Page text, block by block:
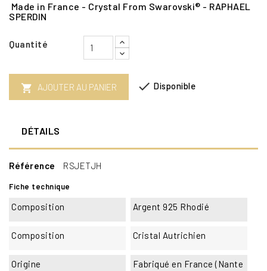
Made in France - Crystal From Swarovski® - RAPHAEL
SPERDIN
Quantité
 AJOUTER AU PANIER  Disponible
DÉTAILS
Référence RSJETJH
Fiche technique
Composition Argent 925 Rhodié
Composition Cristal Autrichien
Origine
Fabriqué en France (Nante